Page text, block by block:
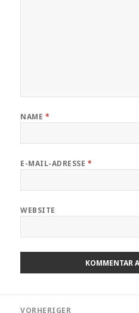
NAME *
E-MAIL-ADRESSE *
WEBSITE
VORHERIGER